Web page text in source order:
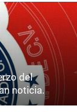
del
noticia.